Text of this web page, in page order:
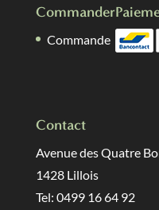
Commander
Commande
Contact
Avenue des Quatre
1428 Lillois
Tel: 0499 16 64 92